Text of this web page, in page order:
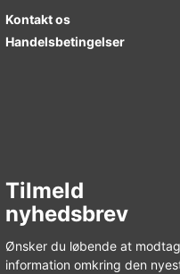
Kontakt os
Handelsbetingelser
Tilmeld
nyhedsbrev
Ønsker du løbende at
information omkring den